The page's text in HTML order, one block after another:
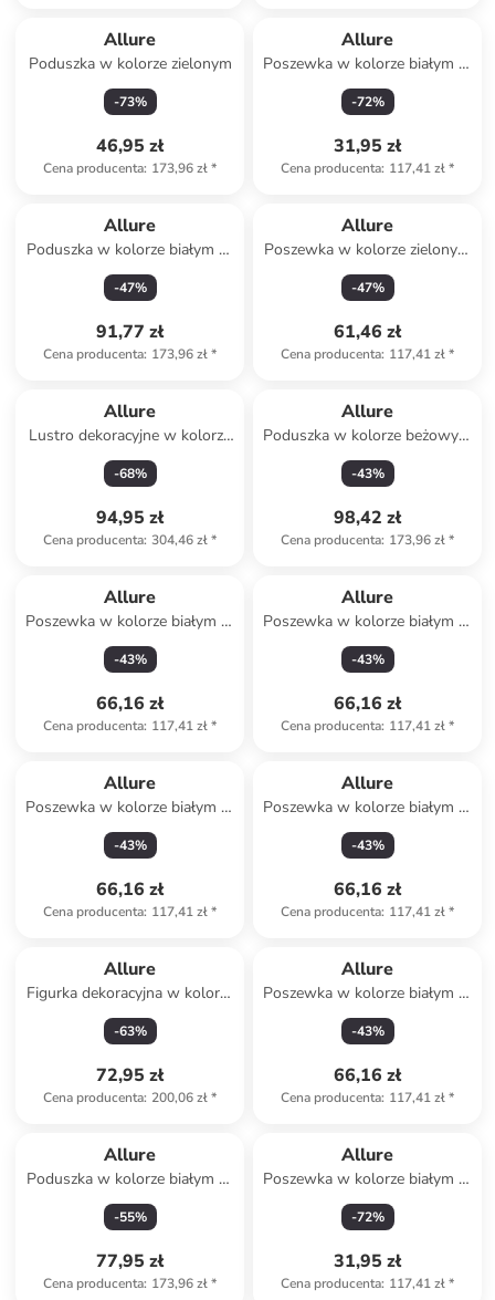
Allure
Poduszka w kolorze zielonym
-73%
46,95 zł
Cena producenta: 173,96 zł*
Allure
Poszewka w kolorze białym ze
wzorem na poduszkę
-72%
31,95 zł
Cena producenta: 117,41 zł*
Allure
Poduszka w kolorze białym ze
wzorem
-47%
91,77 zł
Cena producenta: 173,96 zł*
Allure
Poszewka w kolorze zielonym
na poduszkę
-47%
61,46 zł
Cena producenta: 117,41 zł*
Allure
Lustro dekoracyjne w kolorze
srebrnym - 50 x 24 cm
-68%
94,95 zł
Cena producenta: 304,46 zł*
Allure
Poduszka w kolorze beżowym
ze wzorem
-43%
98,42 zł
Cena producenta: 173,96 zł*
Allure
Poszewka w kolorze białym ze
wzorem na poduszkę
-43%
66,16 zł
Cena producenta: 117,41 zł*
Allure
Poszewka w kolorze białym ze
wzorem na poduszkę
-43%
66,16 zł
Cena producenta: 117,41 zł*
Allure
Poszewka w kolorze białym ze
wzorem na poduszkę
-43%
66,16 zł
Cena producenta: 117,41 zł*
Allure
Poszewka w kolorze białym ze
wzorem na poduszkę
-43%
66,16 zł
Cena producenta: 117,41 zł*
Allure
Figurka dekoracyjna w kolorze
zielonym - wys. 17 x Ø 6 cm
-63%
72,95 zł
Cena producenta: 200,06 zł*
Allure
Poszewka w kolorze białym ze
wzorem na poduszkę
-43%
66,16 zł
Cena producenta: 117,41 zł*
Allure
Poduszka w kolorze białym ze
wzorem
-55%
77,95 zł
Cena producenta: 173,96 zł*
Allure
Poszewka w kolorze białym ze
wzorem na poduszkę
-72%
31,95 zł
Cena producenta: 117,41 zł*